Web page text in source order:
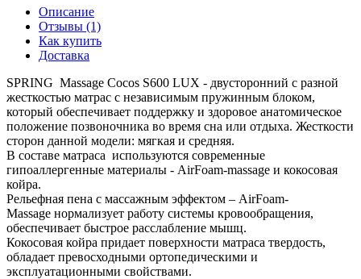
Описание
Отзывы (1)
Как купить
Доставка
SPRING Massage Cocos S600 LUX - двусторонний с разной
жесткостью матрас с независимым пружинным блоком,
который обеспечивает поддержку и здоровое анатомическое
положение позвоночника во время сна или отдыха. Жесткости
сторон данной модели: мягкая и средняя.
В составе матраса используются современные
гипоаллергенные материалы - AirFoam-massage и кокосовая
койра.
Рельефная пена с массажным эффектом – AirFoam-
Massage нормализует работу системы кровообращения,
обеспечивает быстрое расслабление мышц.
Кокосовая койра придает поверхности матраса твердость,
обладает превосходными ортопедическими и
эксплуатационными свойствами.